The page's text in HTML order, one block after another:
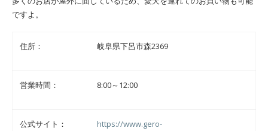
ですよ。
住所： 岐阜県下呂市森2369
営業時間： 8:00～12:00
公式サイト：
https://www.gero-